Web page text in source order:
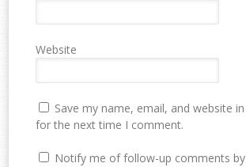
Website
Save my name, email, and website
for the next time I comment.
Notify me of follow-up comments by